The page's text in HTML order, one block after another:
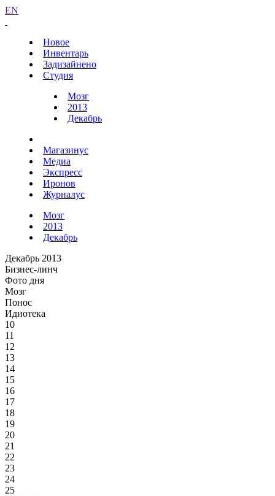
EN
Новое
Инвентарь
Задизайнено
Студия
Мозг
2013
Декабрь
Магазинус
Медиа
Экспресс
Иронов
Журналус
Мозг
2013
Декабрь
Декабрь 2013
Бизнес-линч
Фото дня
Мозг
Понос
Идиотека
10
11
12
13
14
15
16
17
18
19
20
21
22
23
24
25